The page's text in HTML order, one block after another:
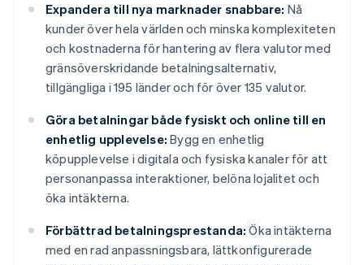
Expandera till nya marknader snabbare: Nå
kunder över hela världen och minska komplexiteten
och kostnaderna för hantering av flera valutor med
gränsöverskridande betalningsalternativ,
tillgängliga i 195 länder och för över 135 valutor.
Göra betalningar både fysiskt och online till en
enhetlig upplevelse: Bygg en enhetlig
köpupplevelse i digitala och fysiska kanaler för att
personanpassa interaktioner, belöna lojalitet och
öka intäkterna.
Förbättrad betalningsprestanda: Öka intäkterna
med en rad anpassningsbara, lättkonfigurerade